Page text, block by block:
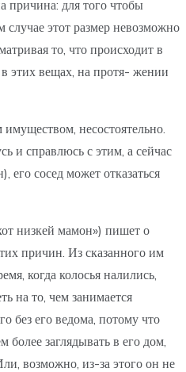
причина: для того чтобы
этот размер невозможно
то, что происходит в
в этих вещах, на протя- жении
несостоятельно.
и справлюсь с этим, а сейчас
сосед может отказаться
низкей мамон») пишет о
причин. Из сказанного им
когда колосья налились,
на то, чем занимается
без его ведома, потому что
заглядывать в его дом,
возможно, из-за этого он не